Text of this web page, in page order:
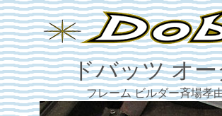
ドバッツ オ
フレーム ビルダー斉場孝